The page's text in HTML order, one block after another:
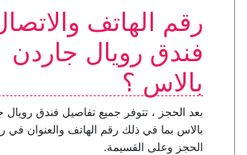
رقم الهاتف
فندق رويال جاردن
بالاس ؟
بعد الحجز ، تتوفر جميع تفاصيل فندق رويال
بالاس بما في ذلك رقم الهاتف والعنوان في
الحجز وعلى القسيمة.